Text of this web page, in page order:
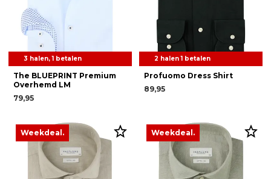
3 halen, 1 betalen
The BLUEPRINT Premium
Overhemd LM
79,95
2 halen 1 betalen
Profuomo Dress Shirt
89,95
Weekdeal. Weekdeal.